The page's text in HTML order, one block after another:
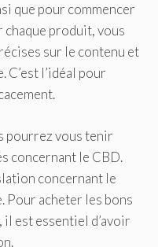
que pour commencer
chaque produit, vous
sur le contenu et
C’est l’idéal pour
pourrez vous tenir
concernant le CBD.
concernant le
Pour acheter les bons
est essentiel d’avoir